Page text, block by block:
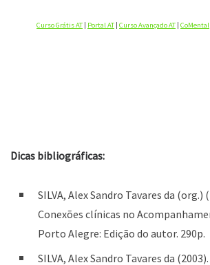
Curso Grátis AT Portal AT Curso Avançado AT CoMental
Dicas bibliográficas:
SILVA, Alex Sandro Tavares da (org.)
Conexões clínicas no
Porto Alegre: Edição do autor. 290p.
SILVA, Alex Sandro Tavares da